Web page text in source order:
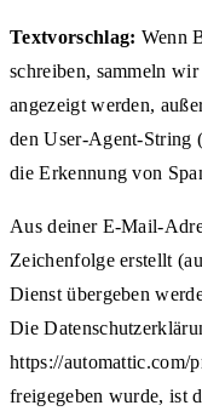
Textvorschlag: Wenn
schreiben, sammeln
angezeigt werden,
den User-Agent-String
die Erkennung von
Aus deiner E-Mail-
Zeichenfolge erstellt
Dienst übergeben
Die
https://automattic.com/
freigegeben wurde, ist